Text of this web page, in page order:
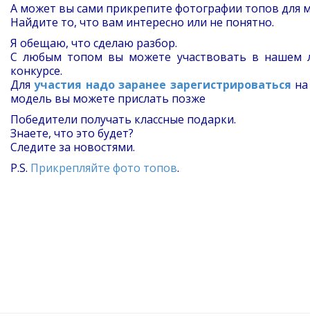
А может вы сами прикрепите фотографии топов для
Найдите то, что вам интересно или не понятно.
Я обещаю, что сделаю разбор.
С любым топом вы можете участвовать в нашем
конкурсе.
Дляучастия надо заранее зарегистрироваться
модель вы можете прислать позже
Победители получать классные подарки.
Знаете, что это будет?
Следите за новостями.
P.S. Прикрепляйте фото топов.